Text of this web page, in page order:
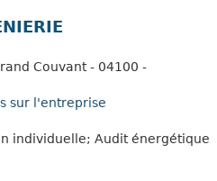
Couvant - 04100 -
sur l'entreprise
individuelle; Audit énergétique